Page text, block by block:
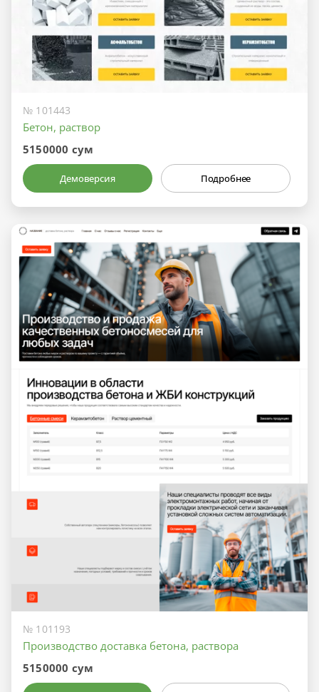
№ 101443
Бетон, раствор
5150000 сум
Демоверсия Подробнее
№ 101193
Производство доставка бетона, раствора
5150000 сум